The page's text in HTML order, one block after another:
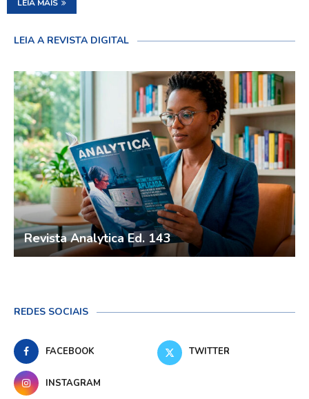
LEIA MAIS
LEIA A REVISTA DIGITAL
Revista Analytica Ed. 143
REDES SOCIAIS
FACEBOOK TWITTER
INSTAGRAM